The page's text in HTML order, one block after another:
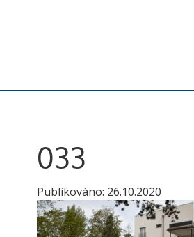
033
Publikováno: 26.10.2020